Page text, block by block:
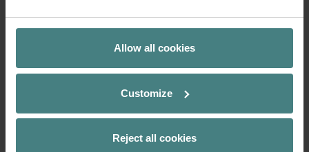
Allow all cookies
Customize
Reject all cookies
fondre dans les contextes les plus variés – de
l’espace de coworking animé à la tranquillité d’une
Grâce à leur structure autoportante et à la partie
bâtiment. Les possibilités d‘utilisation sont